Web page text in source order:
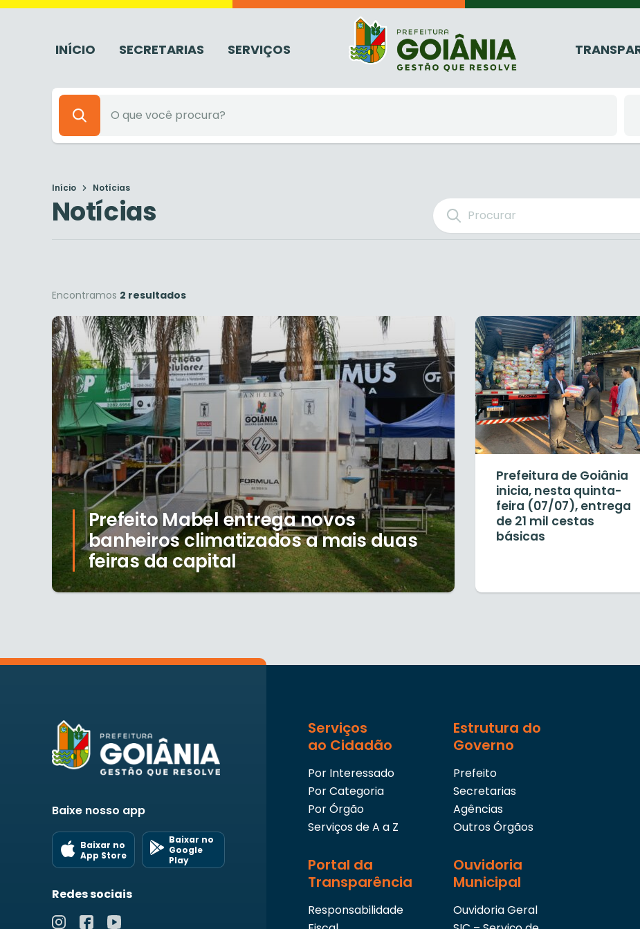
INÍCIO SECRETARIAS SERVIÇOS
Início Notícias
Notícias
Encontramos 2 resultados
Prefeito Mabel entrega novos
banheiros climatizados a mais duas
feiras da capital
Prefeitura de Goiânia
inicia, nesta quinta-
feira (07/07), entrega
de 21 mil cestas
básicas
Baixe nosso app
Baixar no
App Store
Baixar no
Google
Play
Redes sociais
Serviços
ao Cidadão
Por Interessado
Por Categoria
Por Órgão
Serviços de A a Z
Estrutura do
Governo
Prefeito
Secretarias
Agências
Outros Órgãos
Portal da
Transparência
Responsabilidade
Ouvidoria
Municipal
Ouvidoria Geral